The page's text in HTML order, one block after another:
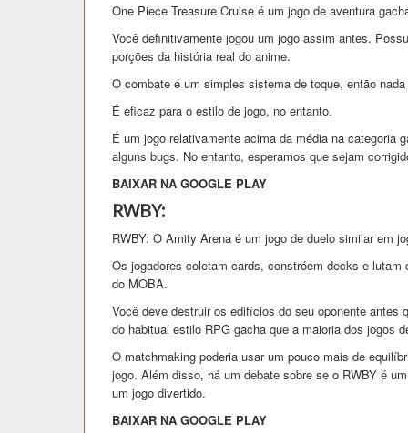
One Piece Treasure Cruise é um jogo de aventura
Você definitivamente jogou um jogo assim antes.
porções da história real do anime.
O combate é um simples sistema de toque, então
É eficaz para o estilo de jogo, no entanto.
É um jogo relativamente acima da média na categoria
alguns bugs. No entanto, esperamos que sejam
BAIXAR NA GOOGLE PLAY
RWBY:
RWBY: O Amity Arena é um jogo de duelo similar em
Os jogadores coletam cards, constróem decks e
do MOBA.
Você deve destruir os edifícios do seu oponente
do habitual estilo RPG gacha que a maioria dos jogos
O matchmaking poderia usar um pouco mais de
jogo. Além disso, há um debate sobre se o RWBY é
um jogo divertido.
BAIXAR NA GOOGLE PLAY